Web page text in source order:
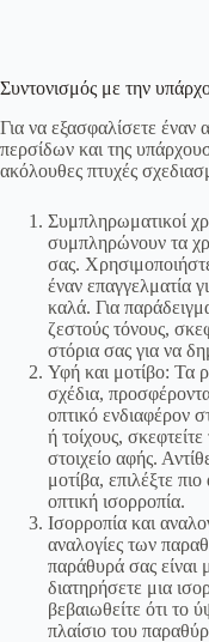
Συντονισμός με την
Για να εξασφαλίσετε
περσίδων και της
ακόλουθες πτυχές
Συμπληρωματικοί
συμπληρώνουν τα
σας.
έναν επαγγελματία
καλά. Για
ζεστούς τόνους,
στόρια σας για να
Υφή και μοτίβο: Τα
σχέδια,
οπτικό ενδιαφέρον
ή τοίχους,
στοιχείο αφής.
μοτίβα, επιλέξτε
οπτική ισορροπία.
Ισορροπία και
αναλογίες των
παράθυρά σας είναι
διατηρήσετε μια
βεβαιωθείτε ότι το
πλαίσιο του